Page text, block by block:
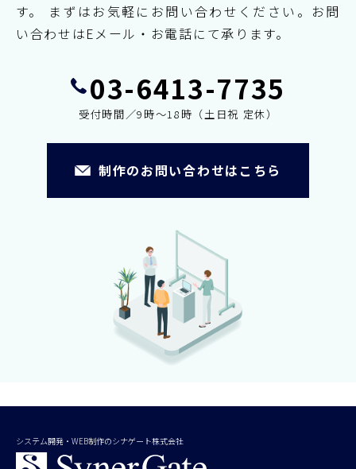
す。
まずはお気軽にお問い合わせください。お問
い合わせはEメール・お電話にて承ります。
03-6413-7735
受付時間／9時～18時（土日祝 定休）
制作のお問い合わせはこちら
システム開発・WEB制作のシナゲート株式会社